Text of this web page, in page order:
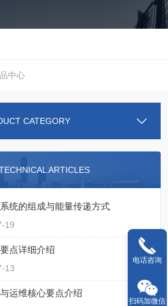
中心
CATEGORY
ARTICLES
统的组成与能量传递方式
19
点详细介绍
13
运维核心要点介绍
电话咨询
扫码加微信